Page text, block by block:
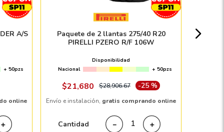
A/S
+ 50pzs
online
＋
Paquete de 2 llantas 275/40 R20
PIRELLI PZERO R/F 106W
Disponibilidad
Nacional
+ 50pzs
$21,680 $28,906.67 -25 %
Envío e instalación, gratis comprando online
Cantidad ＋
－